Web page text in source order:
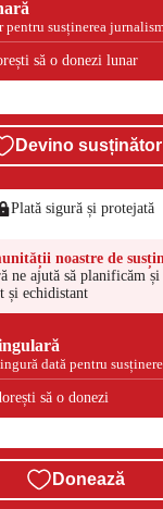
pentru susținerea
să o donezi lunar
Devino susținător
Plată sigură și protejată
noastre de
ne ajută să planificăm și
și echidistant
dată pentru
să o donezi
Donează